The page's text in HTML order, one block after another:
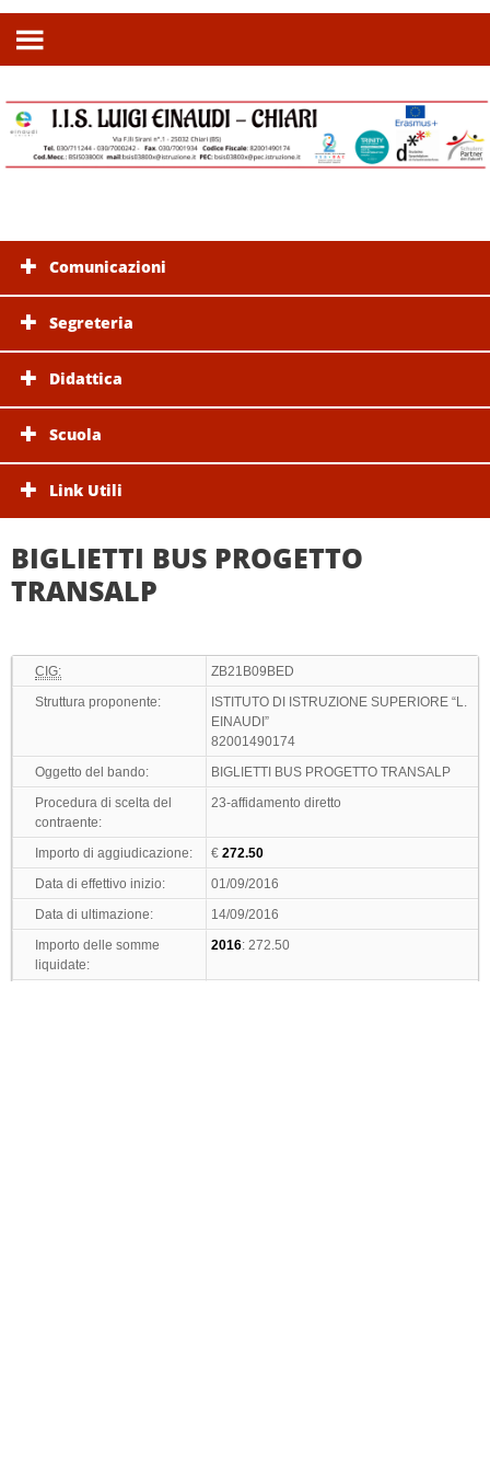
Comunicazioni
Segreteria
Didattica
Scuola
Link Utili
BIGLIETTI BUS PROGETTO
TRANSALP
CIG:
ZB21B09BED
Struttura proponente:
ISTITUTO DI ISTRUZIONE SUPERIORE “L.
EINAUDI”
82001490174
Oggetto del bando:
BIGLIETTI BUS PROGETTO TRANSALP
Procedura di scelta del
contraente:
23-affidamento diretto
Importo di aggiudicazione: €272.50
Data di effettivo inizio:
01/09/2016
Data di ultimazione:
14/09/2016
Importo delle somme
liquidate:
2016: 272.50